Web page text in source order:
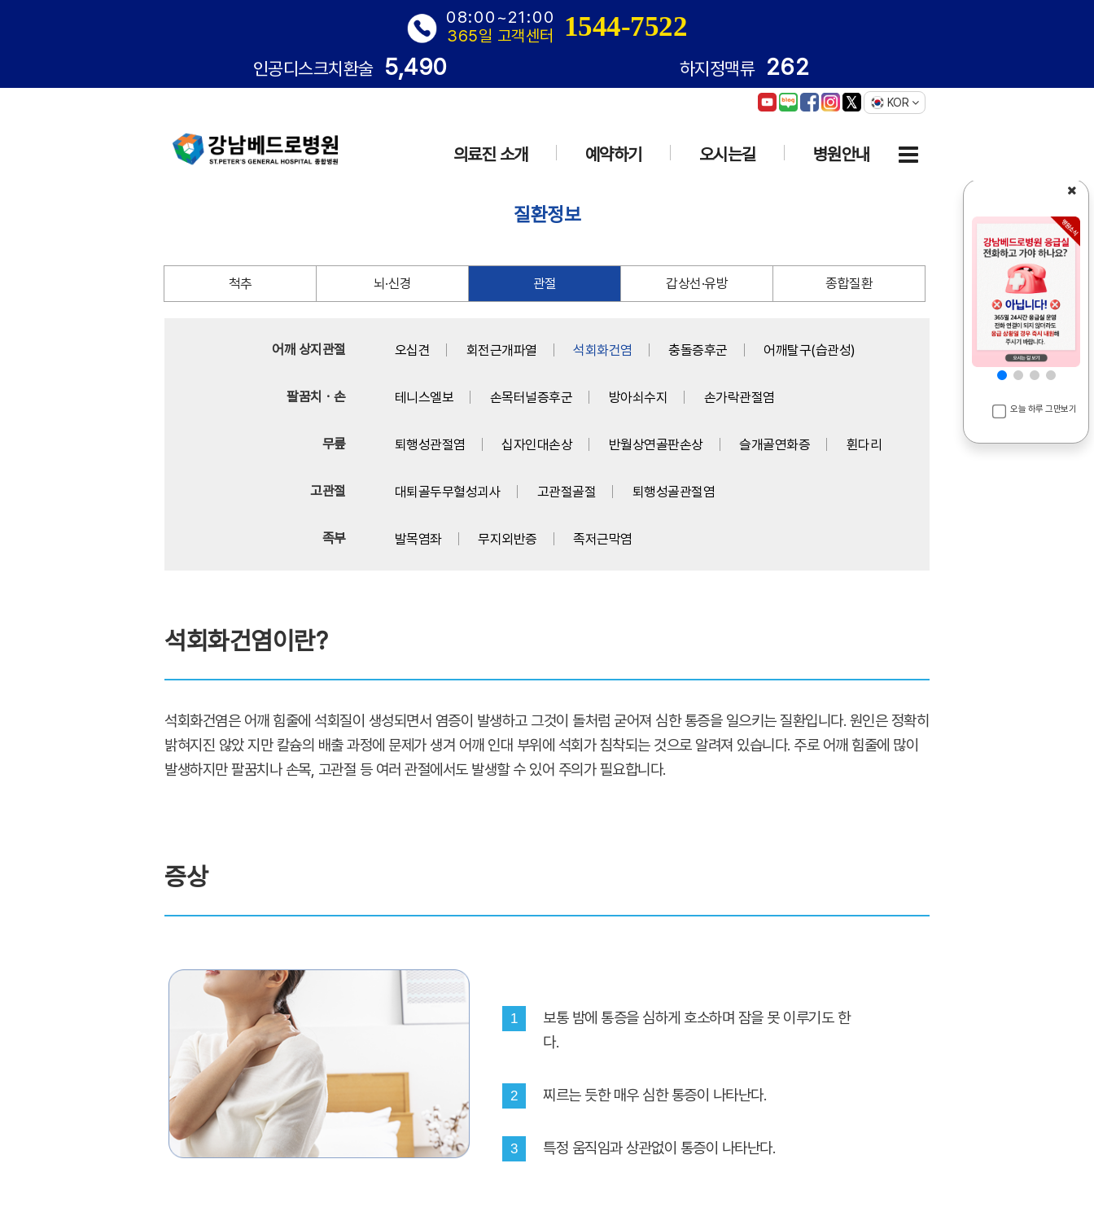
오늘 하루 그만보기
08:00~21:00
365일 고객센터
1544-7522
인공디스크치환술 5,490 하지정맥류 262
KOR
의료진 소개 예약하기 오시는길 병원안내
질환정보
척추 뇌·신경 관절 갑상선·유방 종합질환
어깨 상지관절 오십견 회전근개파열 석회화건염 충돌증후군 어깨탈구(습관성)
팔꿈치ㆍ손 테니스엘보 손목터널증후군 방아쇠수지 손가락관절염
무릎 퇴행성관절염 십자인대손상 반월상연골판손상 슬개골연화증 휜다리
고관절 대퇴골두무혈성괴사 고관절골절 퇴행성골관절염
족부 발목염좌 무지외반증 족저근막염
석회화건염이란?
석회화건염은 어깨 힘줄에 석회질이 생성되면서 염증이 발생하고 그것이 돌처럼 굳어져 심한 통증을 일으키는 질환입니다. 원인은 정확히
밝혀지진 않았 지만 칼슘의 배출 과정에 문제가 생겨 어깨 인대 부위에 석회가 침착되는 것으로 알려져 있습니다. 주로 어깨 힘줄에 많이
발생하지만 팔꿈치나 손목, 고관절 등 여러 관절에서도 발생할 수 있어 주의가 필요합니다.
증상
1
보통 밤에 통증을 심하게 호소하며 잠을 못 이루기도 한
다.
2 찌르는 듯한 매우 심한 통증이 나타난다.
3 특정 움직임과 상관없이 통증이 나타난다.